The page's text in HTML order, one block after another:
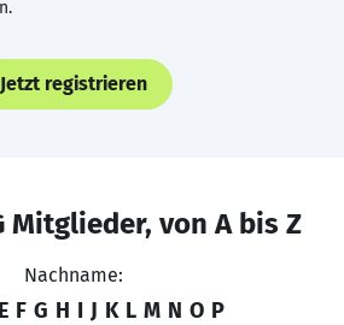
Jetzt registrieren
Mitglieder, von A bis Z
Nachname:
E F G H I J K L M N O P